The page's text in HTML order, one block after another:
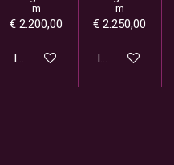
m
€ 2.200,00
In winkelwagen
m
€ 2.250,00
In